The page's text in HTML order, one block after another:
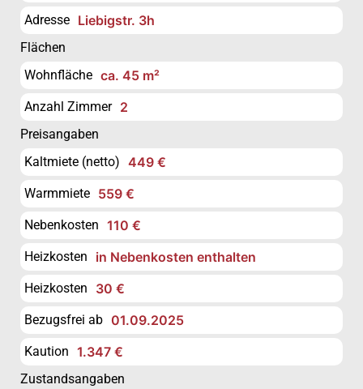
Adresse Liebigstr. 3h
Flächen
Wohnfläche ca. 45 m²
Anzahl Zimmer 2
Preisangaben
Kaltmiete (netto) 449 €
Warmmiete 559 €
Nebenkosten 110 €
Heizkosten in Nebenkosten enthalten
Heizkosten 30 €
Bezugsfrei ab 01.09.2025
Kaution 1.347 €
Zustandsangaben